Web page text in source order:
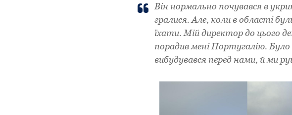
Він нормально почувався в
гралися. Але, коли в області
їхати. Мій директор до цього
порадив мені Португалію.
вибудувався перед нами, й ми